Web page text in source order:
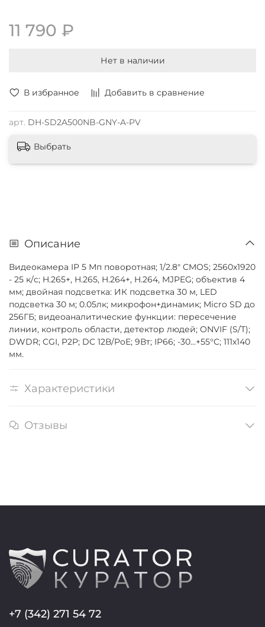
В избранное Добавить в сравнение
арт. DH-SD2A500NB-GNY-A-PV
11 790 ₽
Нет в наличии
Выбрать
Описание
Видеокамера IP 5 Мп поворотная; 1/2.8" CMOS; 2560х1920
- 25 к/с; H.265+, H.265, H.264+, H.264, MJPEG; объектив 4
мм; двойная подсветка: ИК подсветка 30 м, LED
подсветка 30 м; 0.05лк; микрофон+динамик; Micro SD до
256ГБ; видеоаналитические функции: пересечение
линии, контроль области, детектор людей; ONVIF (S/T);
DWDR; CGI, P2P; DC 12В/PoE; 9Вт; IP66; -30...+55°C; 111х140
мм.
Характеристики
Отзывы
+7 (342) 271 54 72